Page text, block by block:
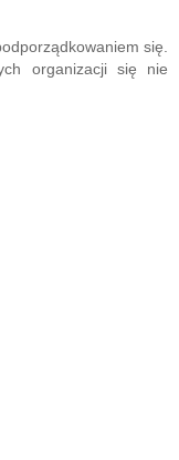
się.
organizacji się nie